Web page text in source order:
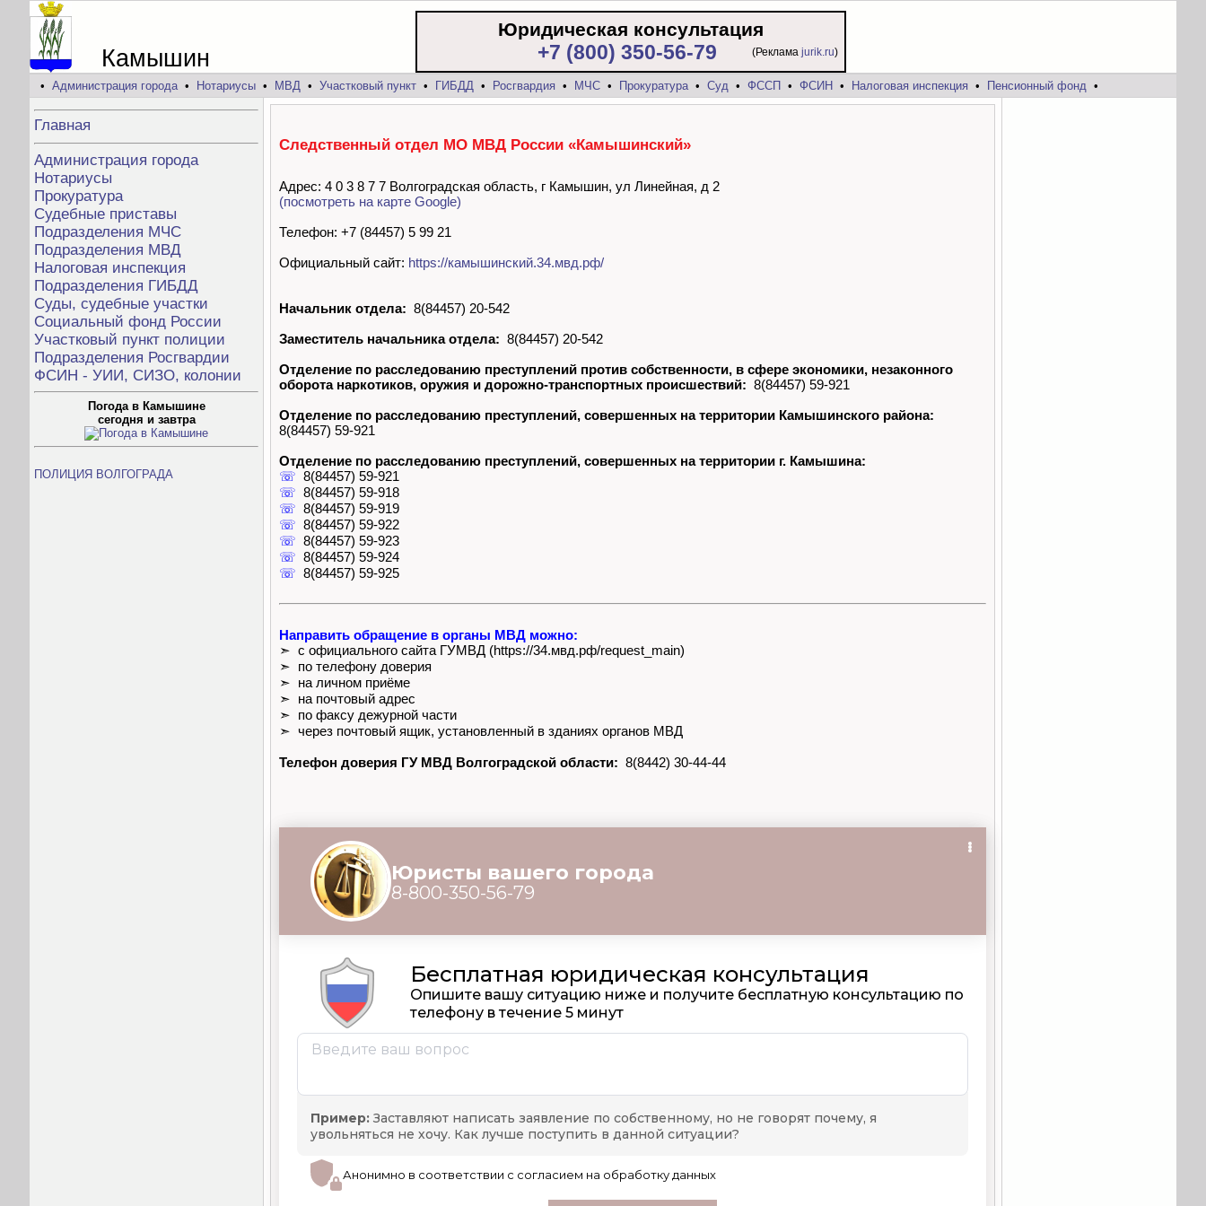
Камышин
Юридическая консультация
+7 (800) 350-56-79 (Реклама jurik.ru)
• Администрация города• Нотариусы • МВД • Участковый пункт • ГИБДД • Росгвардия • МЧС • Прокуратура• Суд • ФССП • ФСИН • Налоговая инспекция • Пенсионный фонд •
Главная
Администрация города
Нотариусы
Прокуратура
Судебные приставы
Подразделения МЧС
Подразделения МВД
Налоговая инспекция
Подразделения ГИБДД
Суды, судебные участки
Социальный фонд России
Участковый пункт полиции
Подразделения Росгвардии
ФСИН - УИИ, СИЗО, колонии
Погода в Камышине
сегодня и завтра
ПОЛИЦИЯ ВОЛГОГРАДА
Следственный отдел МО МВД России «Камышинский»
Адрес: 4 0 3 8 7 7 Волгоградская область, г Камышин, ул Линейная, д 2
(посмотреть на карте Google)
Телефон: +7 (84457) 5 99 21
Официальный сайт: https://камышинский.34.мвд.рф/
Начальник отдела: 8(84457) 20-542
Заместитель начальника отдела: 8(84457) 20-542
Отделение по расследованию преступлений против собственности, в сфере экономики, незаконного
оборота наркотиков, оружия и дорожно-транспортных происшествий: 8(84457) 59-921
Отделение по расследованию преступлений, совершенных на территории Камышинского района:
8(84457) 59-921
Отделение по расследованию преступлений, совершенных на территории г. Камышина:
☏ 8(84457) 59-921
☏ 8(84457) 59-918
☏ 8(84457) 59-919
☏ 8(84457) 59-922
☏ 8(84457) 59-923
☏ 8(84457) 59-924
☏ 8(84457) 59-925
Направить обращение в органы МВД можно:
➣ с официального сайта ГУМВД (https://34.мвд.рф/request_main)
➣ по телефону доверия
➣ на личном приёме
➣ на почтовый адрес
➣ по факсу дежурной части
➣ через почтовый ящик, установленный в зданиях органов МВД
Телефон доверия ГУ МВД Волгоградской области: 8(8442) 30-44-44